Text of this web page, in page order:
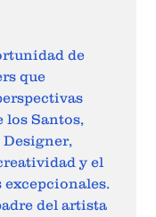
de
que
los Santos,
y el
del artista